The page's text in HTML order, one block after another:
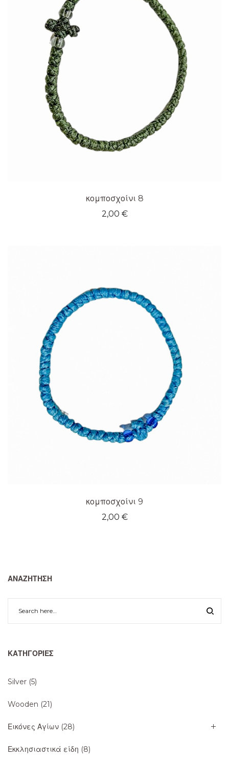
κομποσχοίνι 8
2,00 €
κομποσχοίνι 9
2,00 €
ΑΝΑΖΉΤΗΣΗ
ΚΑΤΗΓΟΡΊΕΣ
Silver (5)
Wooden (21)
Εικόνες Αγίων (28)
Εκκλησιαστικά είδη (8)